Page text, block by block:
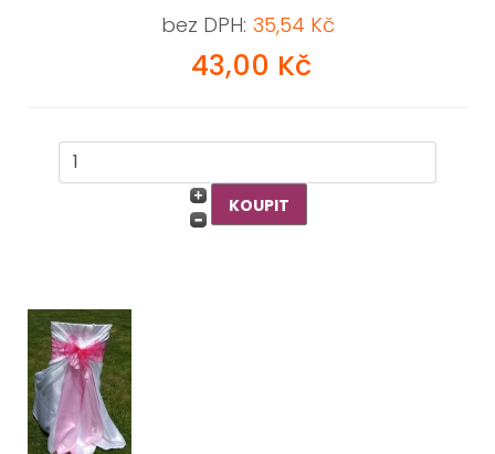
bez DPH: 35,54 Kč
43,00 Kč